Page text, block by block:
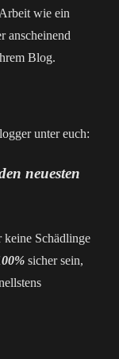
wie ein
anscheinend
Blog.
unter euch:
neuesten
Schädlinge
sicher sein,